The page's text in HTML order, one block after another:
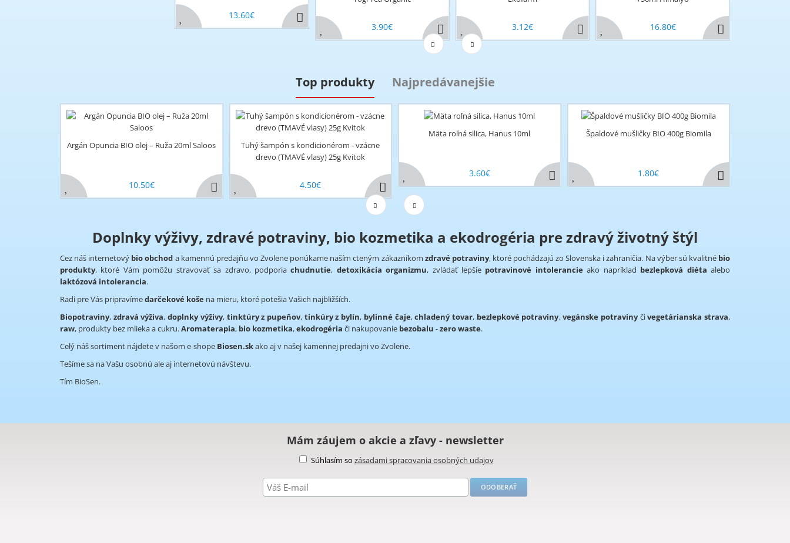
13.60€
3.90€ 3.12€ 16.80€
Top produkty Najpredávanejšie
Argán Opuncia BIO olej – Ruža 20ml Saloos
10.50€
Tuhý šampón s kondicionérom - vzácne
drevo (TMAVÉ vlasy) 25g Kvitok
4.50€
Mäta roľná silica, Hanus 10ml
3.60€
Špaldové mušličky BIO 400g Biomila
1.80€
Doplnky výživy, zdravé potraviny, bio kozmetika a ekodrogéria pre zdravý životný štýl
Cez náš internetový bio obchod a kamennú predajňu vo Zvolene ponúkame naším cteným zákazníkom zdravé potraviny, ktoré pochádzajú zo Slovenska i zahraničia. Na výber sú kvalitné bio
produkty, ktoré Vám pomôžu stravovať sa zdravo, podporiachudnutie, detoxikácia organizmu, zvládať lepšie potravinové intolerancieako napríklad bezlepková diéta alebo
laktózová intolerancia.
Radi pre Vás pripravímedarčekové koše na mieru, ktoré potešia Vašich najbližších.
Biopotraviny, zdravá výživa,doplnky výživy, tinktúry z pupeňov, tinkúry z bylín, bylinné čaje,chladený tovar, bezlepkové potraviny,vegánske potravinyčivegetárianska strava,
raw, produkty bez mlieka a cukru.Aromaterapia, bio kozmetika,ekodrogéria či nakupovanie bezobalu -zero waste.
Celý náš sortiment nájdete v našom e-shope Biosen.skako aj v našej kamennej predajni vo Zvolene.
Tešíme sa na Vašu osobnú ale aj internetovú návštevu.
Tím BioSen.
Mám záujem o akcie a zľavy - newsletter
Súhlasím so zásadami spracovania osobných udajov